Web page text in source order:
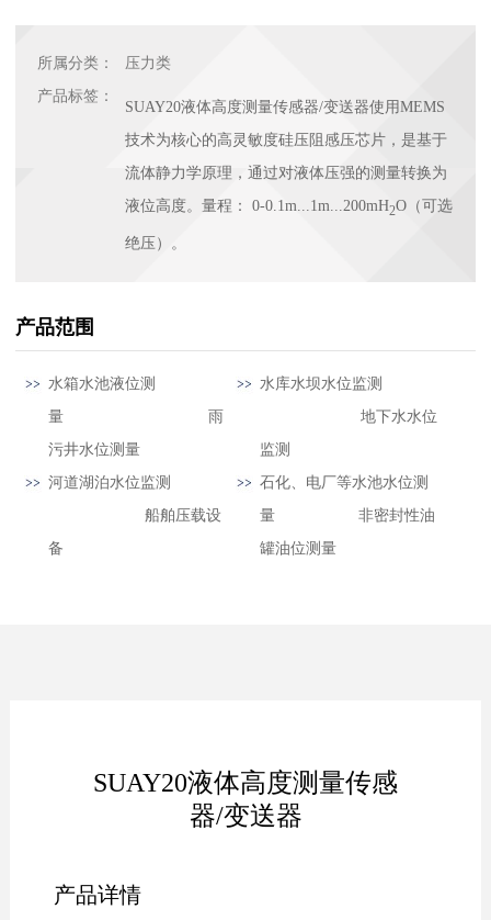
所属分类：
压力类
产品标签：
SUAY20液体高度测量传感器/变送器使用MEMS
技术为核心的高灵敏度硅压阻感压芯片，是基于
流体静力学原理，通过对液体压强的测量转换为
液位高度。量程：
0-0.1m...1m...200mH2O（可选
绝压）。
产品范围
水箱水池液位测
量 雨
污井水位测量
水库水坝水位监测
地下水水位
监测
河道湖泊水位监测
船舶压载设
备
石化、电厂等水池水位测
量 非密封性油
罐油位测量
SUAY20液体高度测量传感
器/变送器
产品详情